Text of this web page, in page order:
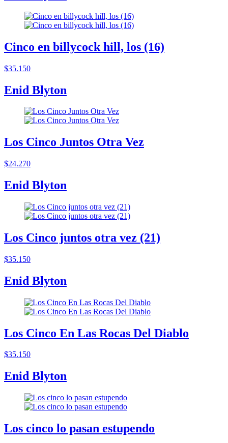
Cinco en billycock hill, los (16)
$35.150
Enid Blyton
Los Cinco Juntos Otra Vez
$24.270
Enid Blyton
Los Cinco juntos otra vez (21)
$35.150
Enid Blyton
Los Cinco En Las Rocas Del Diablo
$35.150
Enid Blyton
Los cinco lo pasan estupendo